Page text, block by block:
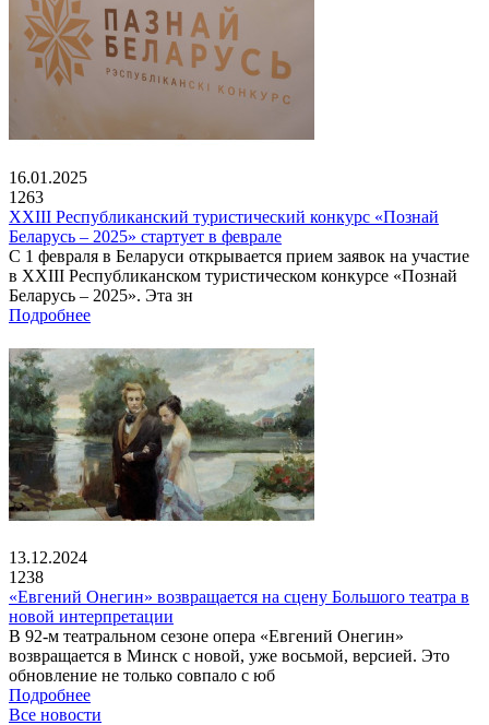
16.01.2025
1263
XXIII Республиканский туристический конкурс «Познай
Беларусь – 2025» стартует в феврале
С 1 февраля в Беларуси открывается прием заявок на участие
в XXIII Республиканском туристическом конкурсе «Познай
Беларусь – 2025». Эта зн
Подробнее
13.12.2024
1238
«Евгений Онегин» возвращается на сцену Большого театра в
новой интерпретации
В 92-м театральном сезоне опера «Евгений Онегин»
возвращается в Минск с новой, уже восьмой, версией. Это
обновление не только совпало с юб
Подробнее
Все новости